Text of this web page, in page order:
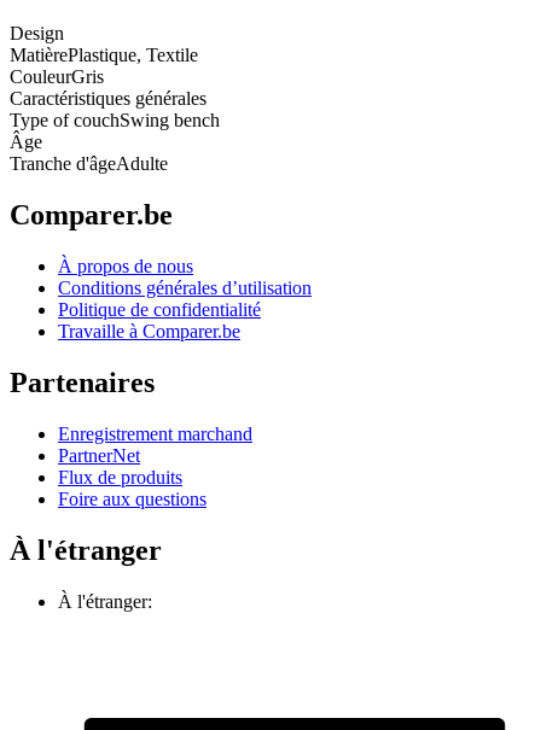
Design
MatièrePlastique, Textile
CouleurGris
Caractéristiques générales
Type of couchSwing bench
Âge
Tranche d'âgeAdulte
Comparer.be
À propos de nous
Conditions générales d’utilisation
Politique de confidentialité
Travaille à Comparer.be
Partenaires
Enregistrement marchand
PartnerNet
Flux de produits
Foire aux questions
À l'étranger
À l'étranger: